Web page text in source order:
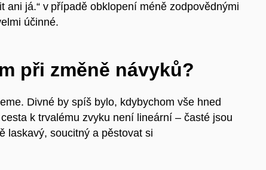
ani já.“ v případě obklopení méně zodpovědnými
účinné.
při změně návyků?
Divné by spíš bylo, kdybychom vše hned
k trvalému zvyku není lineární – časté jsou
laskavý, soucitný a pěstovat si